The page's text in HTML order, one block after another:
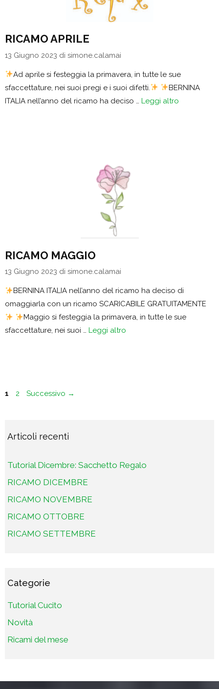
RICAMO APRILE
13 Giugno 2023 di simone.calamai
Ad aprile si festeggia la primavera, in tutte le sue
sfaccettature, nei suoi pregi e i suoi difetti.
BERNINA
ITALIA nell’anno del ricamo ha deciso … Leggi altro
RICAMO MAGGIO
13 Giugno 2023 di simone.calamai
BERNINA ITALIA nell’anno del ricamo ha deciso di
omaggiarla con un ricamo SCARICABILE GRATUITAMENTE
Maggio si festeggia la primavera, in tutte le sue
sfaccettature, nei suoi … Leggi altro
Pagina
1 Pagina
2 Successivo →
Articoli recenti
Tutorial Dicembre: Sacchetto Regalo
RICAMO DICEMBRE
RICAMO NOVEMBRE
RICAMO OTTOBRE
RICAMO SETTEMBRE
Categorie
Tutorial Cucito
Novità
Ricami del mese